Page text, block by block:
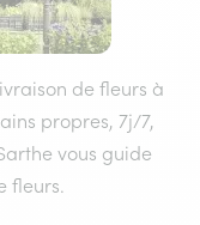
de fleurs à
propres, 7j/7,
vous guide
fleurs.